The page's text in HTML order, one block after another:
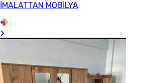
İMALATTAN MOBİLYA